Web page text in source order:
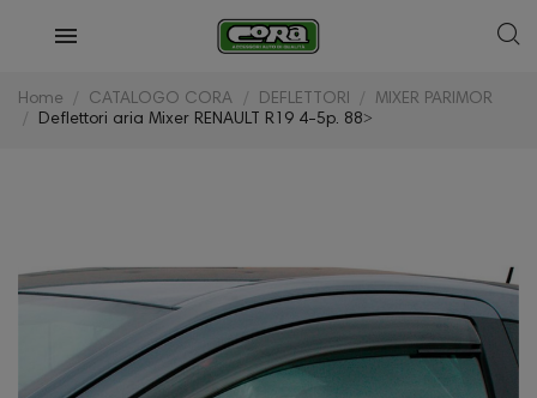
Home CATALOGO CORA DEFLETTORI
MIXER PARIMOR
Deflettori aria Mixer RENAULT R19 4-5p. 88˃